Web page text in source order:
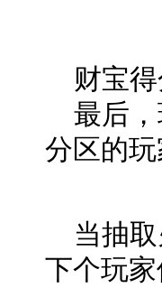
财宝得
最后，
分区的玩
当抽取
下个玩